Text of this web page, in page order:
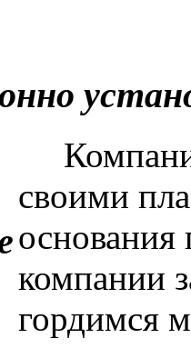
своими
основания
компании
гордимся